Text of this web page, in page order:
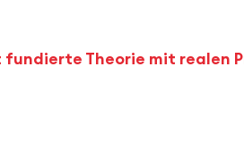
Theorie mit realen